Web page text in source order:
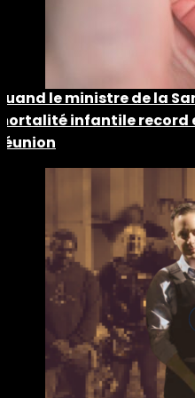
le ministre de la
infantile record